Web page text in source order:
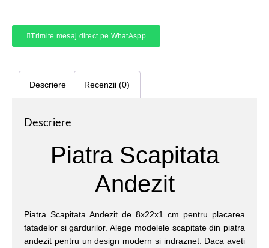
Trimite mesaj direct pe WhatAspp
Descriere Recenzii (0)
Descriere
Piatra Scapitata
Andezit
Piatra Scapitata Andezit de 8x22x1 cm pentru placarea
fatadelor si gardurilor. Alege modelele scapitate din piatra
andezit pentru un design modern si indraznet. Daca aveti